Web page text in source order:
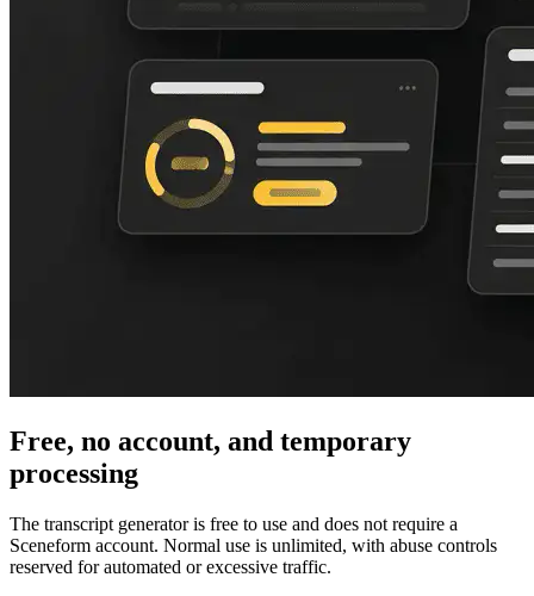
Free, no account, and temporary
processing
The transcript generator is free to use and does not require a
Sceneform account. Normal use is unlimited, with abuse controls
reserved for automated or excessive traffic.